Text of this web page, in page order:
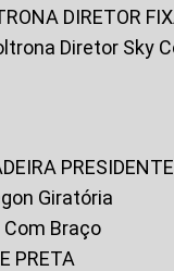
DIRETOR
Diretor Sky
Giratória
Com Braço
PRETA